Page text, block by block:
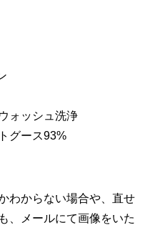
ォッシュ洗浄
グース93%
わからない場合や、直せ
、メールにて画像をいた